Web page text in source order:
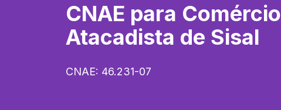
CNAE para Comércio
Atacadista de Sisal
CNAE: 46.231-07